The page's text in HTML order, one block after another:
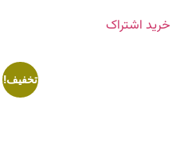
خرید اشتراک
تخفیف!